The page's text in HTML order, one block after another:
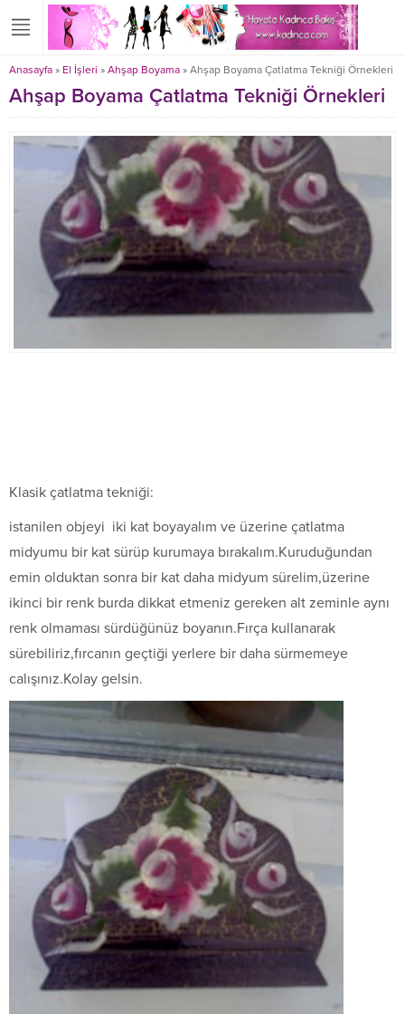
Anasayfa » El İşleri » Ahşap Boyama » Ahşap Boyama Çatlatma Tekniği Örnekleri
Ahşap Boyama Çatlatma Tekniği Örnekleri
Klasik çatlatma tekniği:
istanilen objeyi iki kat boyayalım ve üzerine çatlatma
midyumu bir kat sürüp kurumaya bırakalım.Kuruduğundan
emin olduktan sonra bir kat daha midyum sürelim,üzerine
ikinci bir renk burda dikkat etmeniz gereken alt zeminle aynı
renk olmaması sürdüğünüz boyanın.Fırça kullanarak
sürebiliriz,fırcanın geçtiği yerlere bir daha sürmemeye
calışınız.Kolay gelsin.